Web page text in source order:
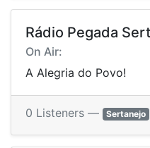
Rádio Pegada
On Air:
A Alegria do Povo!
0 Listeners — Sertanejo